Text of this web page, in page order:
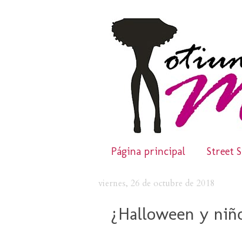
Página principal Street
viernes, 26 de octubre de 2018
¿Halloween y